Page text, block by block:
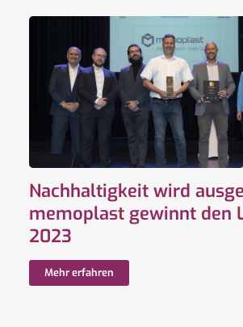
Nachhaltigkeit wird
memoplast gewinnt den
2023
Mehr erfahren